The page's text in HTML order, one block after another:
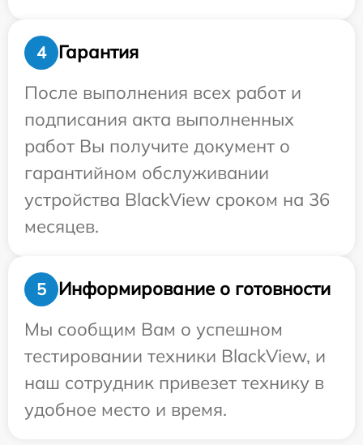
4
Гарантия
После выполнения всех работ и
подписания акта выполненных
работ Вы получите документ о
гарантийном обслуживании
устройства BlackView сроком на 36
месяцев.
5
Информирование о готовности
Мы сообщим Вам о успешном
тестировании техники BlackView, и
наш сотрудник привезет технику в
удобное место и время.